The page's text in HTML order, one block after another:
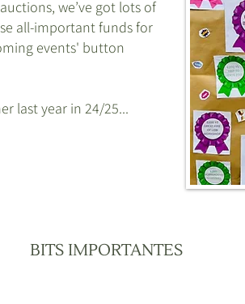
we’ve got lots of
all-important funds for
events' button
last year in 24/25...
BITS IMPORTANTES